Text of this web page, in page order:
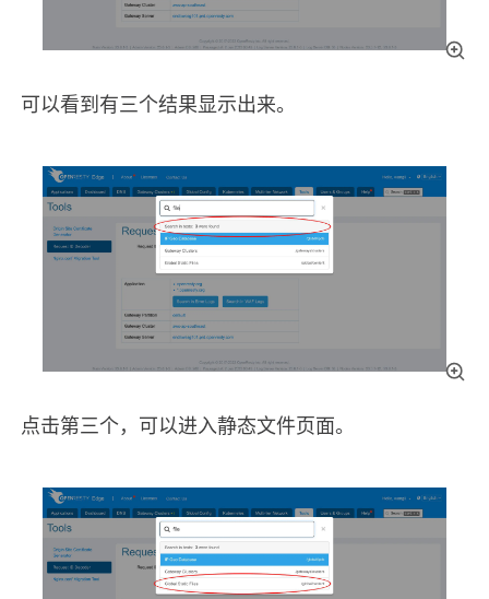
可以看到有三个结果显示出来。
点击第三个，可以进入静态文件页面。